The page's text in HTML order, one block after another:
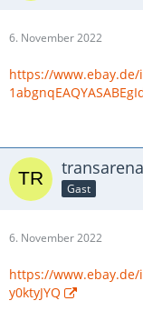
6. November 2022
https://
transarena
Gast
6. November 2022
https://www.ebay.de/
y0ktyJYQ